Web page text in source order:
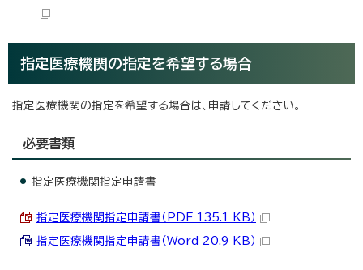
指定医療機関の指定を希望する場合
指定医療機関の指定を希望する場合は、申請してください。
必要書類
指定医療機関指定申請書
指定医療機関指定申請書（PDF 135.1 KB）
指定医療機関指定申請書（Word 20.9 KB）